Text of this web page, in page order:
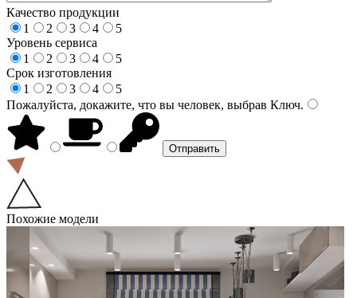
Качество продукции
1
2 3 4
5
Уровень сервиса
1
2 3 4
5
Срок изготовления
1
2 3 4
5
Пожалуйста, докажите, что вы человек, выбрав Ключ.
Похожие модели